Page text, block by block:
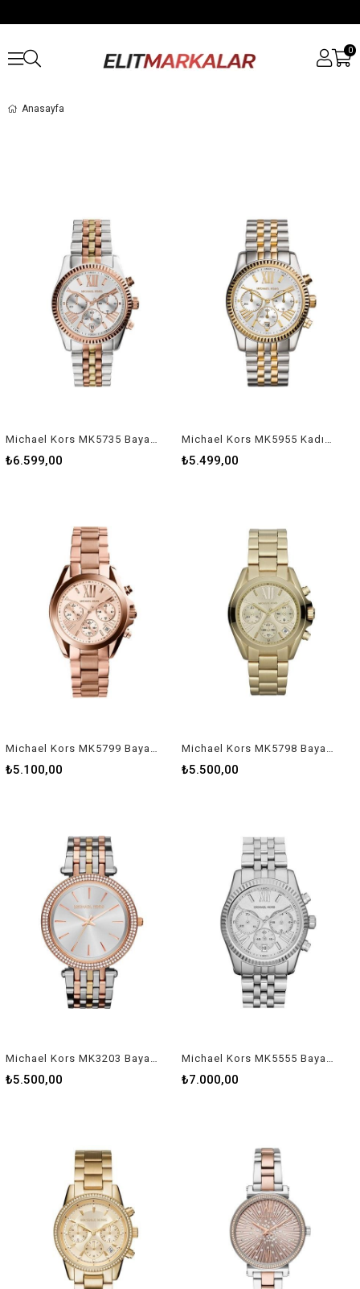
0
Anasayfa
₺6.599,00 ₺5.499,00
Michael Kors MK5799 Bayan Kol Saati
₺5.100,00
Michael Kors MK5798 Bayan Kol Saati
₺5.500,00
₺5.500,00 ₺7.000,00